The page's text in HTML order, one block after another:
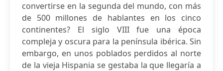
convertirse en la segunda del mundo, con más
de 500 millones de hablantes en los cinco
continentes? El siglo VIII fue una época
compleja y oscura para la península ibérica. Sin
embargo, en unos poblados perdidos al norte
de la vieja Hispania se gestaba la que llegaría a